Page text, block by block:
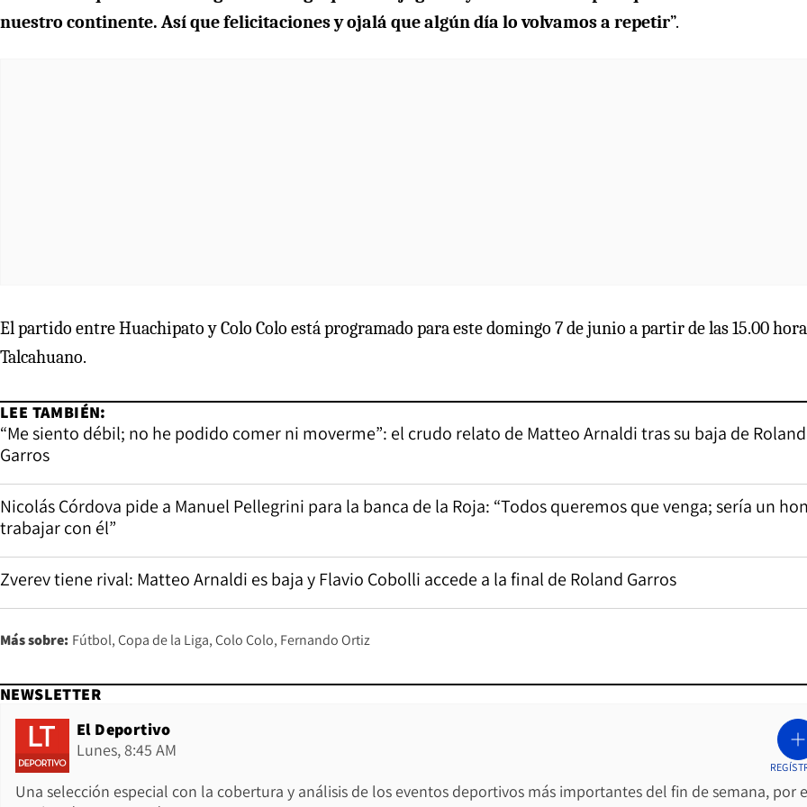
nuestro continente. Así que felicitaciones y ojalá que algún día lo volvamos a repetir”.
El partido entre Huachipato y Colo Colo está programado para este domingo 7 de junio a partir de las 15.00
Talcahuano.
LEE TAMBIÉN:
“Me siento débil; no he podido comer ni moverme”: el crudo relato de Matteo Arnaldi tras su baja de Roland
Garros
Nicolás Córdova pide a Manuel Pellegrini para la banca de la Roja: “Todos queremos que venga; sería un
trabajar con él”
Zverev tiene rival: Matteo Arnaldi es baja y Flavio Cobolli accede a la final de Roland Garros
Más sobre: Fútbol Copa de la Liga Colo Colo Fernando Ortiz
NEWSLETTER
El Deportivo
Lunes, 8:45 AM
Una selección especial con la cobertura y análisis de los eventos deportivos más importantes del fin de semana, por